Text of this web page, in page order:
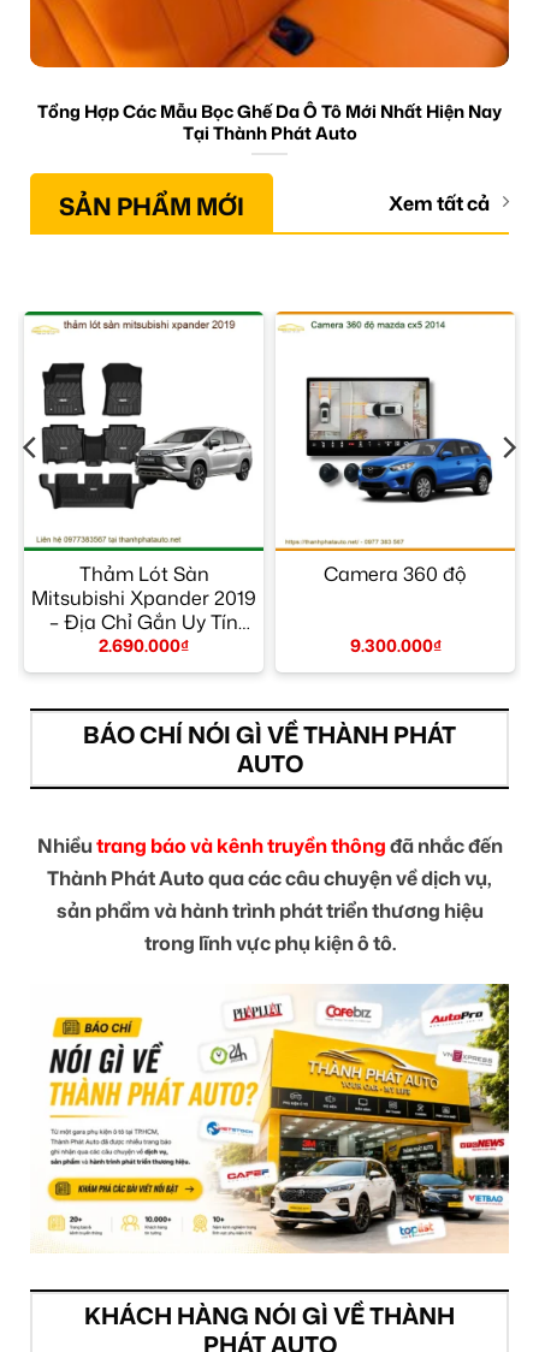
Tổng Hợp Các Mẫu Bọc Ghế Da Ô Tô Mới Nhất Hiện Nay
Tại Thành Phát Auto
SẢN PHẨM MỚI Xem tất cả
Thảm Lót Sàn
Mitsubishi Xpander 2019
– Địa Chỉ Gắn Uy Tín
TPHCM
2.690.000₫
Camera 360 độ
9.300.000₫
BÁO CHÍ NÓI GÌ VỀ THÀNH PHÁT
AUTO
Nhiềutrang báo và kênh truyền thôngđã nhắc đến
Thành Phát Auto qua các câu chuyện về dịch vụ,
sản phẩm và hành trình phát triển thương hiệu
trong lĩnh vực phụ kiện ô tô.
KHÁCH HÀNG NÓI GÌ VỀ THÀNH
PHÁT AUTO